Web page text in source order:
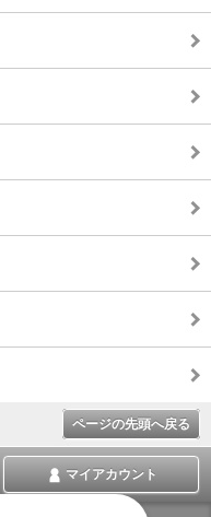
ページの先頭へ戻る
マイアカウント